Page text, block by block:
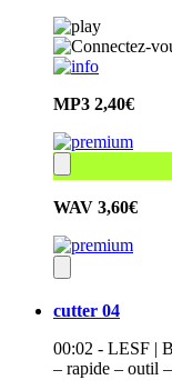
MP3 2,40€
WAV 3,60€
cutter 04
00:02 - LESF |
– rapide – outil